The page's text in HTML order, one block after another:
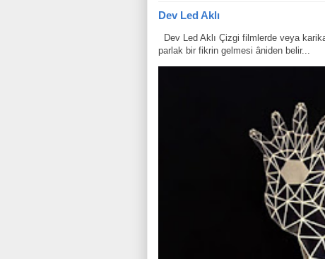
Dev Led Aklı
Dev Led Aklı Çizgi filmlerde veya
parlak bir fikrin gelmesi âniden belir...